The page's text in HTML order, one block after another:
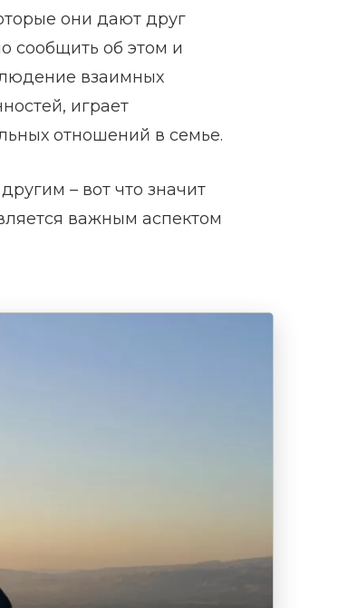
они дают друг
сообщить об этом и
взаимных
играет
отношений в семье.
– вот что значит
важным аспектом